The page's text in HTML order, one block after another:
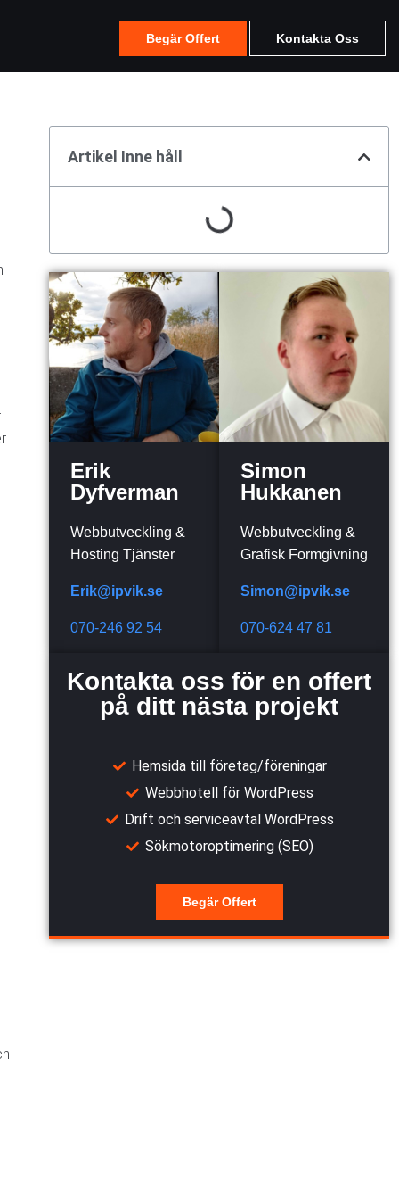
Begär Offert Kontakta Oss
Artikel Inne håll
Erik
Dyfverman
Webbutveckling &
Hosting Tjänster
Erik@ipvik.se
070-246 92 54
Simon
Hukkanen
Webbutveckling &
Grafisk Formgivning
Simon@ipvik.se
070-624 47 81
Kontakta oss för en offert
på ditt nästa projekt
Hemsida till företag/föreningar
Webbhotell för WordPress
Drift och serviceavtal WordPress
Sökmotoroptimering (SEO)
Begär Offert